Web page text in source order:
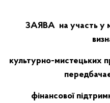
ЗАЯВА на участь у
культурно-мистецьких
фінансової